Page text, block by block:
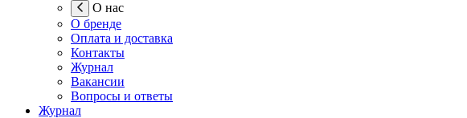
О нас
О бренде
Оплата и доставка
Контакты
Журнал
Вакансии
Вопросы и ответы
Журнал